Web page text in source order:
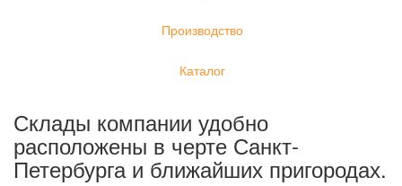
Производство
Каталог
Склады компании удобно
расположены в черте Санкт-
Петербурга и ближайших пригородах.